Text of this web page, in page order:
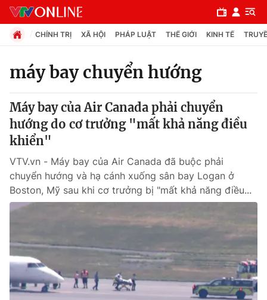
Chuyên mục
Chính trị
Pháp luật
Thế giới
Tin tức
Kinh tế
CHÍNH TRỊ XÃ HỘI PHÁP LUẬT THẾ GIỚI KINH TẾ
máy bay chuyển hướng
Máy bay của Air Canada phải chuyển
hướng do cơ trưởng "mất khả năng điều
khiển"
VTV.vn - Máy bay của Air Canada đã buộc phải
chuyển hướng và hạ cánh xuống sân bay Logan ở
Boston, Mỹ sau khi cơ trưởng bị "mất khả năng điều...